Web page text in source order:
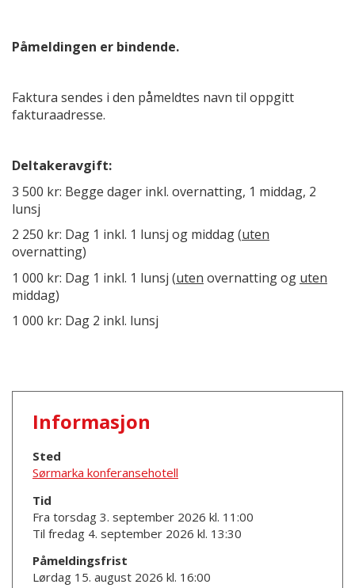
Påmeldingen er bindende.
Faktura sendes i den påmeldtes navn til oppgitt
fakturaadresse.
Deltakeravgift:
3 500 kr: Begge dager inkl. overnatting, 1 middag, 2
lunsj
2 250 kr: Dag 1 inkl. 1 lunsj og middag (uten
overnatting)
1 000 kr: Dag 1 inkl. 1 lunsj (uten overnatting og uten
middag)
1 000 kr: Dag 2 inkl. lunsj
Informasjon
Sted
Sørmarka konferansehotell
Tid
Fra torsdag 3. september 2026 kl. 11:00
Til fredag 4. september 2026 kl. 13:30
Påmeldingsfrist
Lørdag 15. august 2026 kl. 16:00